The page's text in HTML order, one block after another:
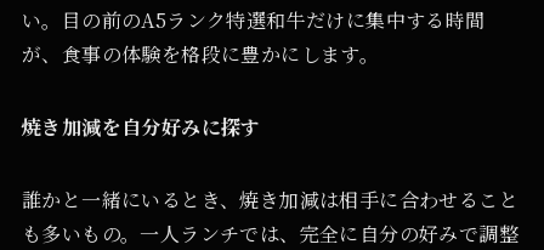
い。目の前のA5ランク特選和牛だけに集中する時間
が、食事の体験を格段に豊かにします。
焼き加減を自分好みに探す
誰かと一緒にいるとき、焼き加減は相手に合わせること
も多いもの。一人ランチでは、完全に自分の好みで調整